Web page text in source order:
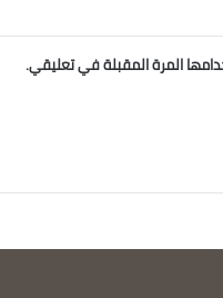
المرة المقبلة في تعليقي.